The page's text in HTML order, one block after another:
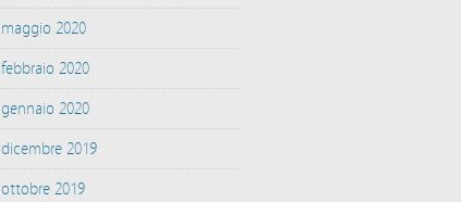
maggio 2020
febbraio 2020
gennaio 2020
dicembre 2019
ottobre 2019